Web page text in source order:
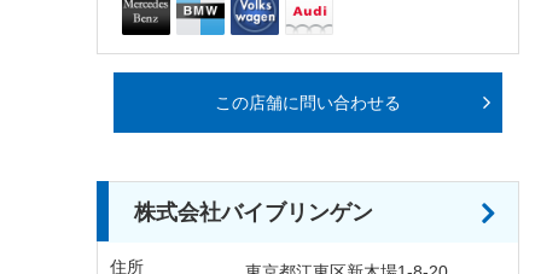
この店舗に問い合わせる
株式会社バイブリンゲン
住所